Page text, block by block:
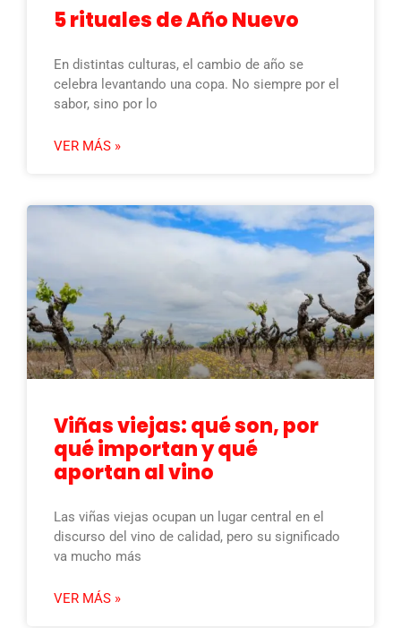
5 rituales de Año Nuevo
En distintas culturas, el cambio de año se
celebra levantando una copa. No siempre por el
sabor, sino por lo
VER MÁS »
Viñas viejas: qué son, por
qué importan y qué
aportan al vino
Las viñas viejas ocupan un lugar central en el
discurso del vino de calidad, pero su significado
va mucho más
VER MÁS »